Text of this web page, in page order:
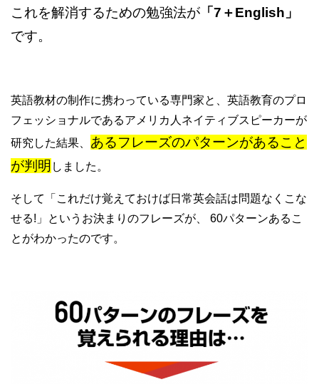
これを解消するための勉強法が 「7＋English」
です。
英語教材の制作に携わっている専門家と、英語教育のプロ
フェッショナルであるアメリカ人ネイティブスピーカーが
研究した結果、 あるフレーズのパターンがあること
が判明 しました。
そして「これだけ覚えておけば日常英会話は問題なくこな
せる!」というお決まりのフレーズが、 60パターンあるこ
とがわかったのです。